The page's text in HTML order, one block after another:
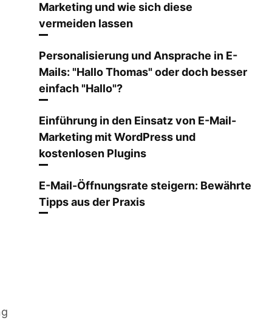
Marketing und wie sich diese
vermeiden lassen
Personalisierung und Ansprache in E-
Mails: "Hallo Thomas" oder doch besser
einfach "Hallo"?
Einführung in den Einsatz von E-Mail-
Marketing mit WordPress und
kostenlosen Plugins
E-Mail-Öffnungsrate steigern: Bewährte
Tipps aus der Praxis